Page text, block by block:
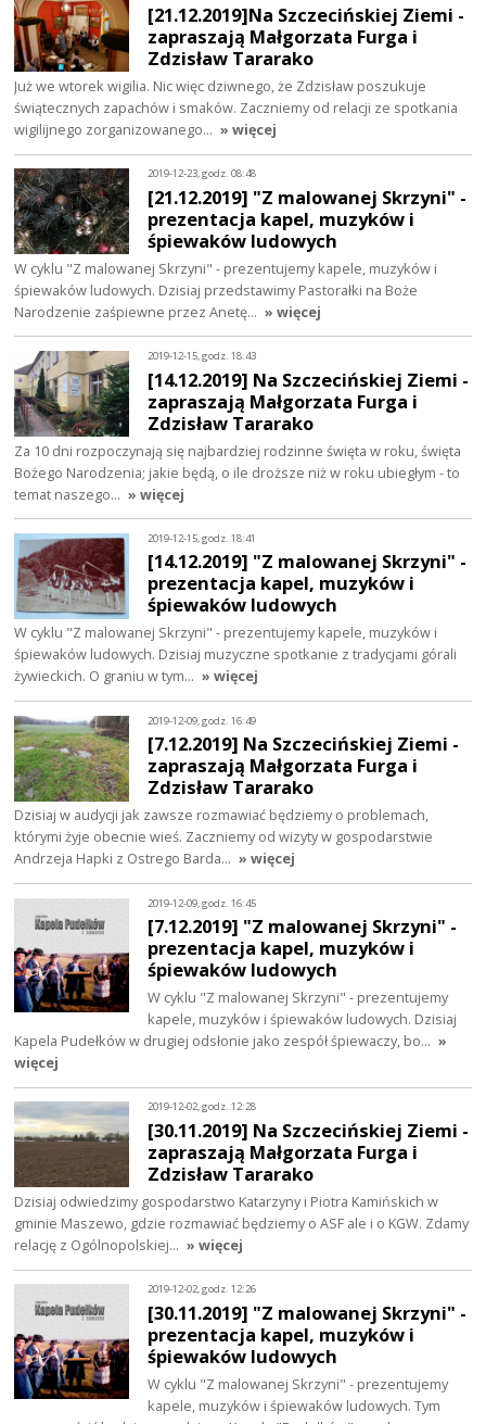
[21.12.2019]Na Szczecińskiej Ziemi -
zapraszają Małgorzata Furga i
Zdzisław Tararako
Już we wtorek wigilia. Nic więc dziwnego, że Zdzisław poszukuje
świątecznych zapachów i smaków. Zaczniemy od relacji ze spotkania
wigilijnego zorganizowanego… » więcej
2019-12-23, godz. 08:48
[21.12.2019] "Z malowanej Skrzyni" -
prezentacja kapel, muzyków i
śpiewaków ludowych
W cyklu "Z malowanej Skrzyni" - prezentujemy kapele, muzyków i
śpiewaków ludowych. Dzisiaj przedstawimy Pastorałki na Boże
Narodzenie zaśpiewne przez Anetę… » więcej
2019-12-15, godz. 18:43
[14.12.2019] Na Szczecińskiej Ziemi -
zapraszają Małgorzata Furga i
Zdzisław Tararako
Za 10 dni rozpoczynają się najbardziej rodzinne święta w roku, święta
Bożego Narodzenia; jakie będą, o ile droższe niż w roku ubiegłym - to
temat naszego… » więcej
2019-12-15, godz. 18:41
[14.12.2019] "Z malowanej Skrzyni" -
prezentacja kapel, muzyków i
śpiewaków ludowych
W cyklu "Z malowanej Skrzyni" - prezentujemy kapele, muzyków i
śpiewaków ludowych. Dzisiaj muzyczne spotkanie z tradycjami górali
żywieckich. O graniu w tym… » więcej
2019-12-09, godz. 16:49
[7.12.2019] Na Szczecińskiej Ziemi -
zapraszają Małgorzata Furga i
Zdzisław Tararako
Dzisiaj w audycji jak zawsze rozmawiać będziemy o problemach,
którymi żyje obecnie wieś. Zaczniemy od wizyty w gospodarstwie
Andrzeja Hapki z Ostrego Barda… » więcej
2019-12-09, godz. 16:45
[7.12.2019] "Z malowanej Skrzyni" -
prezentacja kapel, muzyków i
śpiewaków ludowych
W cyklu "Z malowanej Skrzyni" - prezentujemy
kapele, muzyków i śpiewaków ludowych. Dzisiaj
Kapela Pudełków w drugiej odsłonie jako zespół śpiewaczy, bo… »
więcej
2019-12-02, godz. 12:28
[30.11.2019] Na Szczecińskiej Ziemi -
zapraszają Małgorzata Furga i
Zdzisław Tararako
Dzisiaj odwiedzimy gospodarstwo Katarzyny i Piotra Kamińskich w
gminie Maszewo, gdzie rozmawiać będziemy o ASF ale i o KGW. Zdamy
relację z Ogólnopolskiej… » więcej
2019-12-02, godz. 12:26
[30.11.2019] "Z malowanej Skrzyni" -
prezentacja kapel, muzyków i
śpiewaków ludowych
W cyklu "Z malowanej Skrzyni" - prezentujemy
kapele, muzyków i śpiewaków ludowych. Tym